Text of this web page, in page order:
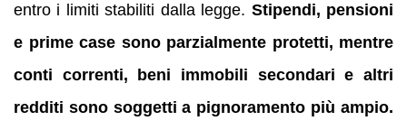
entro i limiti stabiliti dalla legge. Stipendi, pensioni
e prime case sono parzialmente protetti, mentre
conti correnti, beni immobili secondari e altri
redditi sono soggetti a pignoramento più ampio.